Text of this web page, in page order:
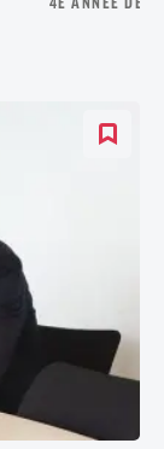
4E ANNÉE DE